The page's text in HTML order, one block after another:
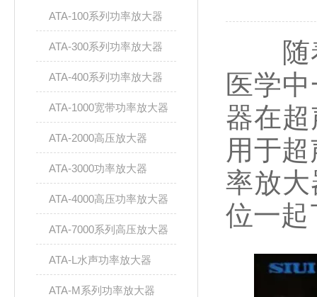
ATA-100系列功率放大器
ATA-300系列功率放大器
ATA-400系列功率放大器
ATA-1000宽带功率放大器
ATA-2000高压放大器
ATA-3000功率放大器
ATA-4000高压功率放大器
ATA-7000系列高压放大器
ATA-L水声功率放大器
ATA-M系列功率放大器
随着
医学
器在
用于
率放
位一起